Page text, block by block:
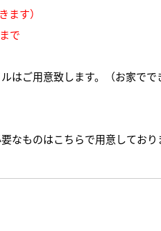
ます）
で
はご用意致します。（お家でで
なものはこちらで用意しており